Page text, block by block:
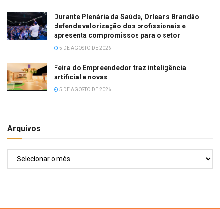
Durante Plenária da Saúde, Orleans Brandão
defende valorização dos profissionais e
apresenta compromissos para o setor
5 DE AGOSTO DE 2026
Feira do Empreendedor traz inteligência
artificial e novas
5 DE AGOSTO DE 2026
Arquivos